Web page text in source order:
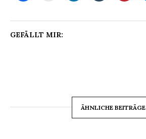
GEFÄLLT MIR:
ÄHNLICHE BEITRÄGE